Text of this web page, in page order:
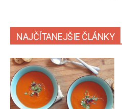
NAJČÍTANEJŠIE ČLÁNKY